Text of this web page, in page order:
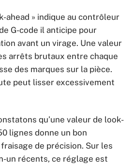
ahead » indique au contrôleur
G-code il anticipe pour
avant un virage. Une valeur
arrêts brutaux entre chaque
des marques sur la pièce.
peut lisser excessivement
qu’une valeur de look-
lignes donne un bon
de précision. Sur les
un récents, ce réglage est